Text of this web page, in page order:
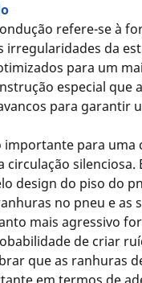
refere-se à
irregularidades da
para um
especial que
para garantir
para uma
circulação silenciosa.
design do piso do
no pneu e as
mais agressivo
de criar
que as ranhuras